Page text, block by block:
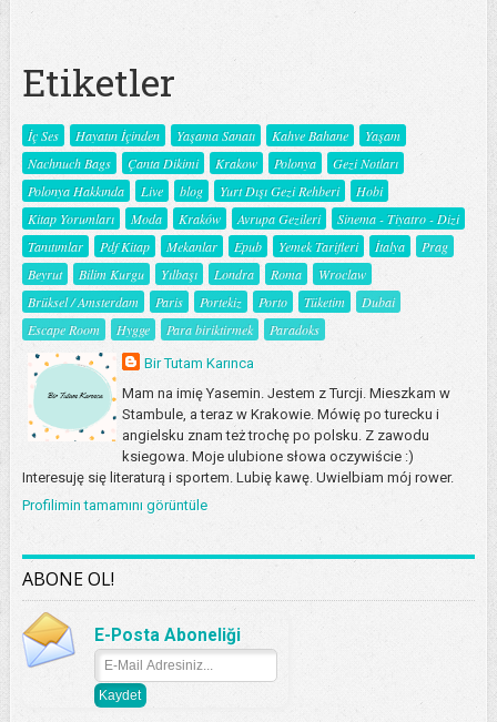
Etiketler
İç Ses Hayatın İçinden Yaşama Sanatı Kahve Bahane
Yaşam
Nachnuch Bags
Çanta Dikimi Krakow Polonya
Gezi Notları
Polonya Hakkında
Live blog Yurt Dışı Gezi Rehberi
Hobi
Kitap Yorumları
Moda Kraków Avrupa Gezileri
Sinema - Tiyatro - Dizi
Tanıtımlar
Pdf Kitap Mekanlar Epub Yemek Tarifleri İtalya
Prag
Beyrut
Bilim Kurgu Yılbaşı Londra Roma
Wroclaw
Brüksel / Amsterdam
Paris Portekiz Porto Tüketim
Dubai
Escape Room
Hygge Para biriktirmek Paradoks
Bir Tutam Karınca
Mam na imię Yasemin. Jestem z Turcji. Mieszkam w
Stambule, a teraz w Krakowie. Mówię po turecku i
angielsku znam też trochę po polsku. Z zawodu
ksiegowa. Moje ulubione słowa oczywiście :)
Interesuję się literaturą i sportem. Lubię kawę. Uwielbiam mój rower.
Profilimin tamamını görüntüle
ABONE OL!
E-Posta Aboneliği